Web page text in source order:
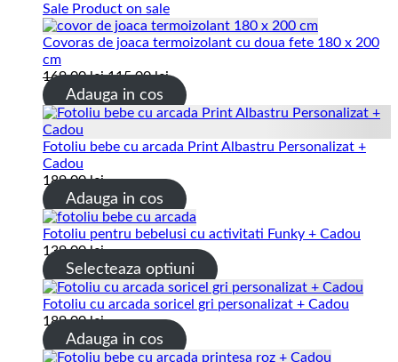
Sale Product on sale
Covoras de joaca termoizolant cu doua fete 180 x 200
cm
169.00lei 115.00lei
Adauga in cos
Fotoliu bebe cu arcada Print Albastru Personalizat +
Cadou
189.00lei
Adauga in cos
Fotoliu pentru bebelusi cu activitati Funky + Cadou
139.00lei
Selecteaza optiuni
Fotoliu cu arcada soricel gri personalizat + Cadou
189.00lei
Adauga in cos